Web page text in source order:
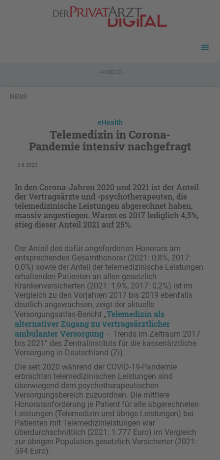
- ANZEIGE -
NEWS
eHealth
Telemedizin in Corona-
Pandemie intensiv nachgefragt
3.8.2023
In den Corona-Jahren 2020 und 2021 ist der Anteil
der Vertragsärzte und -psychotherapeuten, die
telemedizinische Leistungen abgerechnet haben,
massiv angestiegen. Waren es 2017 lediglich 4,5%,
stieg dieser Anteil 2021 auf 25%.
Der Anteil des dafür angeforderten Honorars am
entsprechenden Gesamthonorar (2021: 0,8%, 2017:
0,0%) sowie der Anteil der telemedizinische Leistungen
erhaltenden Patienten an allen gesetzlich
Krankenversicherten (2021: 1,9%, 2017: 0,2%) ist im
Vergleich zu den Vorjahren 2017 bis 2019 ebenfalls
deutlich angewachsen, zeigt der aktuelle
Versorgungsatlas-Bericht „Telemedizin als
alternativer Zugang zu vertragsärztlicher
ambulanter Versorgung – Trends im Zeitraum 2017
bis 2021“ des Zentralinstituts für die kassenärztliche
Versorgung in Deutschland (Zi).
Die seit 2020 während der COVID-19-Pandemie
erbrachten telemedizinischen Leistungen sind
überwiegend dem psychotherapeutischen
Versorgungsbereich zuzuordnen. Die mittlere
Honoraranforderung je Patient für alle abgerechneten
Leistungen (Telemedizin und übrige Leistungen) bei
Patienten mit Telemedizinleistungen war
überdurchschnittlich (2021: 1.777 Euro) im Vergleich
zur übrigen Population gesetzlich Versicherter (2021:
594 Euro).